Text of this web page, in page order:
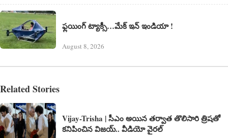
ఫ్లయింగ్ ట్యాక్సీ…మేక్ ఇన్ ఇండియా !
August 8, 2026
Related Stories
Vijay-Trisha | సీఎం అయిన త‌ర్వాత తొలిసారి త్రిష‌తో
క‌నిపించిన విజ‌య్.. వీడియో వైర‌ల్